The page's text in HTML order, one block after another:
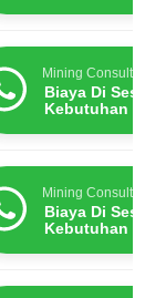
Mining Consultants
Biaya Di
Kebutuhan
Mining Consultants
Biaya Di
Kebutuhan